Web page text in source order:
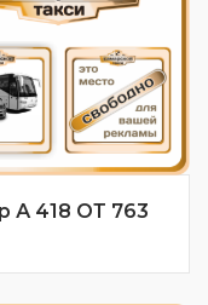
А 418 ОТ 763